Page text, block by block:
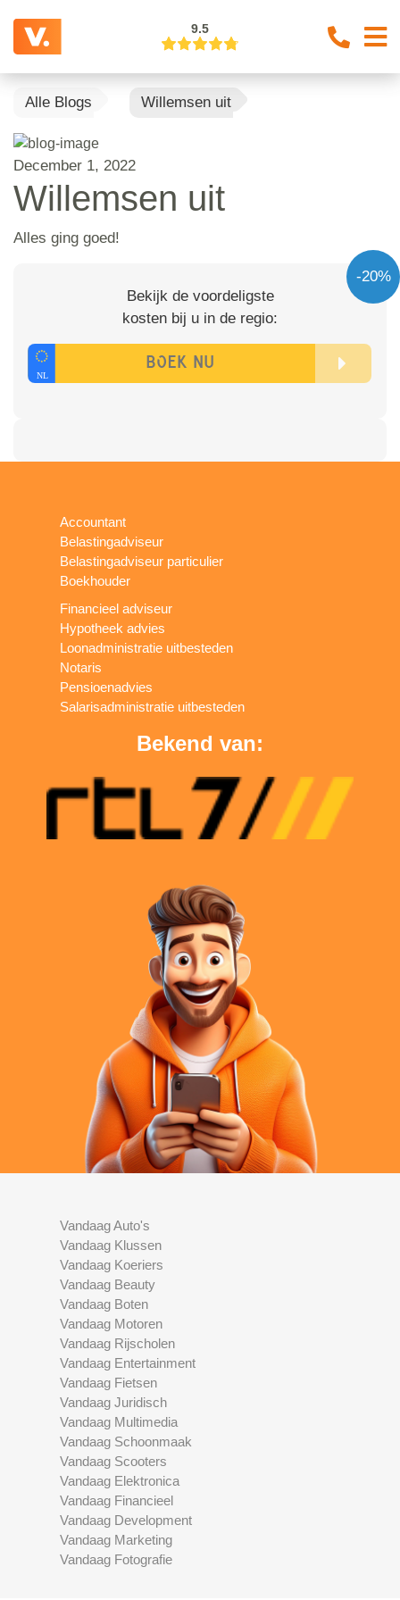
9.5
Alle Blogs Willemsen uit
December 1, 2022
Willemsen uit
Alles ging goed!
-20%
Bekijk de voordeligste
kosten bij u in de regio:
Accountant
Belastingadviseur
Belastingadviseur particulier
Boekhouder
Financieel adviseur
Hypotheek advies
Loonadministratie uitbesteden
Notaris
Pensioenadvies
Salarisadministratie uitbesteden
Bekend van:
Vandaag Auto's
Vandaag Klussen
Vandaag Koeriers
Vandaag Beauty
Vandaag Boten
Vandaag Motoren
Vandaag Rijscholen
Vandaag Entertainment
Vandaag Fietsen
Vandaag Juridisch
Vandaag Multimedia
Vandaag Schoonmaak
Vandaag Scooters
Vandaag Elektronica
Vandaag Financieel
Vandaag Development
Vandaag Marketing
Vandaag Fotografie